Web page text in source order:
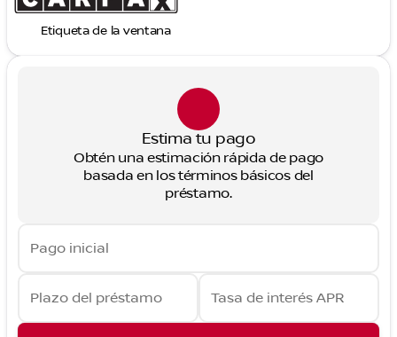
Etiqueta de la ventana
Estima tu pago
Obtén una estimación rápida de pago
basada en los términos básicos del
préstamo.
Pago inicial
Plazo del préstamo Tasa de interés APR